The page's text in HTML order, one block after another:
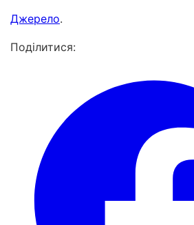
Джерело.
Поділитися: